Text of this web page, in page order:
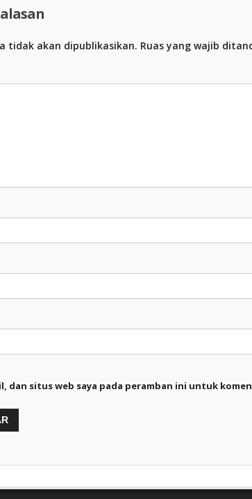
tidak akan dipublikasikan. Ruas yang wajib
dan situs web saya pada peramban ini untuk